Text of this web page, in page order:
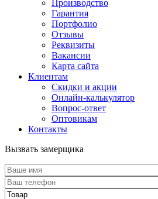
Производство
Гарантия
Портфолио
Отзывы
Реквизиты
Вакансии
Карта сайта
Клиентам
Скидки и акции
Онлайн-калькулятор
Вопрос-ответ
Оптовикам
Контакты
Вызвать замерщика